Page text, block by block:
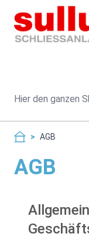
Direkt zum Inhalt
Suche
> AGB
AGB